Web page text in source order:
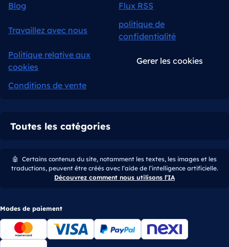
Blog
Flux RSS
Travaillez avec nous
politique de
confidentialité
Politique relative aux
cookies
Gerer les cookies
Conditions de vente
Toutes les catégories
🤖 Certains contenus du site, notamment les textes, les images et les
traductions, peuvent être créés avec l’aide de l’intelligence artificielle.
Découvrez comment nous utilisons l’IA
Modes de paiement